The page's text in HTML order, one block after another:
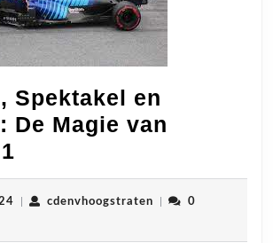
Spektakel en
De Magie van
Spektakel
en
cdenvhoogstratencdenvhoogstraten
0